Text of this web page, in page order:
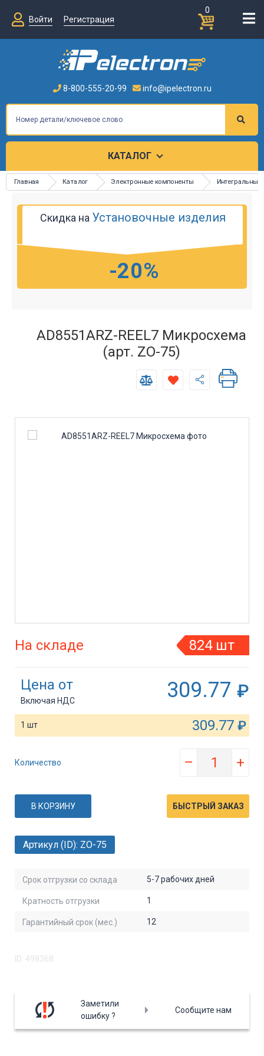
0
Войти
Регистрация
8-800-555-20-99 info@ipelectron.ru
КАТАЛОГ
Главная Каталог Электронные компоненты Интегральные
Скидка на Установочные изделия
-20%
AD8551ARZ-REEL7 Микросхема
(арт. ZO-75)
Артикул (ID): ZO-75
Срок отгрузки со склада 5-7 рабочих дней
Кратность отгрузки 1
Гарантийный срок (мес.) 12
ID: 498368
На складе 824 шт
Цена от
Включая НДС 309.77 ₽
1 шт 309.77 ₽
Количество – +
В КОРЗИНУ БЫСТРЫЙ ЗАКАЗ
Заметили
ошибку ?
Сообщите нам